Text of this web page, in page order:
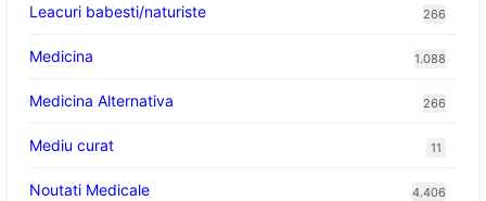
Leacuri babesti/naturiste 266
Medicina 1.088
Medicina Alternativa 266
Mediu curat 11
Noutati Medicale 4.406